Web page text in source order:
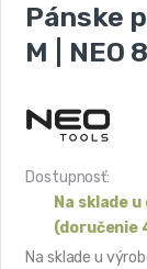
Pánske
M | NEO
Dostupnosť:
Na sklade
(doručenie
Na sklade u